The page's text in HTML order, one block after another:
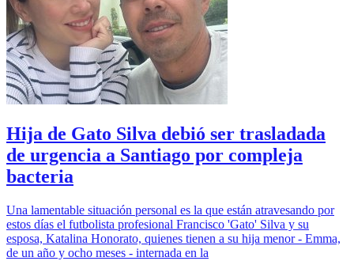
Hija de Gato Silva debió ser trasladada
de urgencia a Santiago por compleja
bacteria
Una lamentable situación personal es la que están atravesando por
estos días el futbolista profesional Francisco 'Gato' Silva y su
esposa, Katalina Honorato, quienes tienen a su hija menor - Emma,
de un año y ocho meses - internada en la